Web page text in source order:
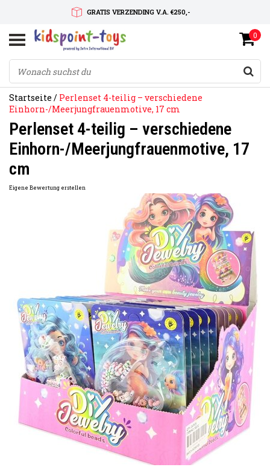
GRATIS VERZENDING V.A. €250,-
SNELLE LEVERTIJD
SERVICE OP MAAT
0
Startseite / Perlenset 4-teilig – verschiedene
Einhorn-/Meerjungfrauenmotive, 17 cm
Perlenset 4-teilig – verschiedene
Einhorn-/Meerjungfrauenmotive, 17
cm
Eigene Bewertung erstellen